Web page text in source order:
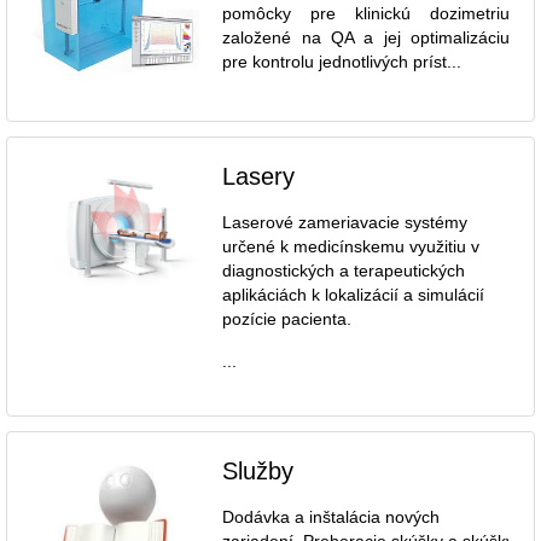
pomôcky pre klinickú dozimetriu
založené na QA a jej optimalizáciu
pre kontrolu jednotlivých príst...
Lasery
Laserové zameriavacie systémy
určené k medicínskemu využitiu v
diagnostických a terapeutických
aplikáciách k lokalizácií a simulácií
pozície pacienta.
Služby
Dodávka a inštalácia nových